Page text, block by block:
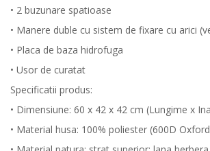
• 2 buzunare spatioase
• Manere duble cu sistem de fixare cu arici
• Placa de baza hidrofuga
• Usor de curatat
Specificatii produs:
• Dimensiune: 60 x 42 x 42 cm (Lungime x
• Material husa: 100% poliester (600D